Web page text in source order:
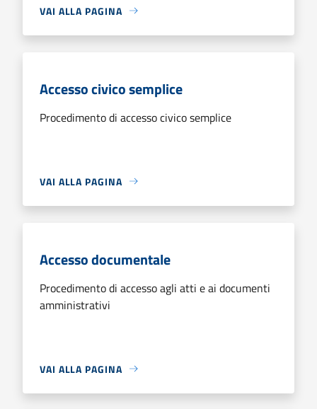
VAI ALLA PAGINA
Accesso civico semplice
Procedimento di accesso civico semplice
VAI ALLA PAGINA
Accesso documentale
Procedimento di accesso agli atti e ai documenti
amministrativi
VAI ALLA PAGINA